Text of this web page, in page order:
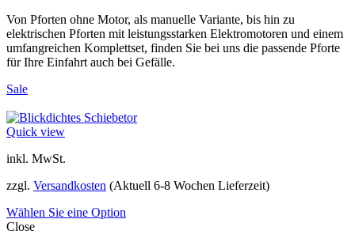
Von Pforten ohne Motor, als manuelle Variante, bis hin zu
elektrischen Pforten mit leistungsstarken Elektromotoren und einem
umfangreichen Komplettset, finden Sie bei uns die passende Pforte
für Ihre Einfahrt auch bei Gefälle.
Sale
Quick view
inkl. MwSt.
zzgl. Versandkosten (Aktuell 6-8 Wochen Lieferzeit)
Wählen Sie eine Option
Close